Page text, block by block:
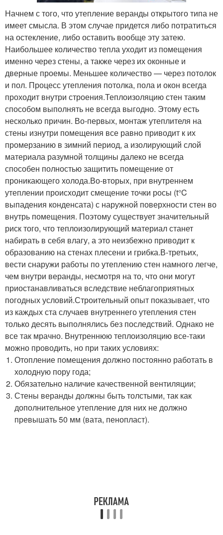
Начнем с того, что утепление веранды открытого типа не
имеет смысла. В этом случае придется либо потратиться
на остекление, либо оставить вообще эту затею.
Наибольшее количество тепла уходит из помещения
именно через стены, а также через их оконные и
дверные проемы. Меньшее количество — через потолок
и пол. Процесс утепления потолка, пола и окон всегда
проходит внутри строения.Теплоизоляцию стен таким
способом выполнять не всегда выгодно. Этому есть
несколько причин. Во-первых, монтаж утеплителя на
стены изнутри помещения все равно приводит к их
промерзанию в зимний период, а изолирующий слой
материала разумной толщины далеко не всегда
способен полностью защитить помещение от
проникающего холода.Во-вторых, при внутреннем
утеплении происходит смещение точки росы (t°C
выпадения конденсата) с наружной поверхности стен во
внутрь помещения. Поэтому существует значительный
риск того, что теплоизолирующий материал станет
набирать в себя влагу, а это неизбежно приводит к
образованию на стенах плесени и грибка.В-третьих,
вести снаружи работы по утеплению стен намного легче,
чем внутри веранды, несмотря на то, что они могут
приостанавливаться вследствие неблагоприятных
погодных условий.Строительный опыт показывает, что
из каждых ста случаев внутреннего утепления стен
только десять выполнялись без последствий. Однако не
все так мрачно. Внутреннюю теплоизоляцию все-таки
можно проводить, но при таких условиях:
Отопление помещения должно постоянно работать в
холодную пору года;
Обязательно наличие качественной вентиляции;
Стены веранды должны быть толстыми, так как
дополнительное утепление для них не должно
превышать 50 мм (вата, пенопласт).